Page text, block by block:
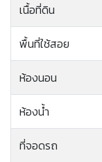
เนื้อที่ดิน
พื้นที่ใช้สอย
ห้องนอน
ห้องน้ำ
ที่จอดรถ